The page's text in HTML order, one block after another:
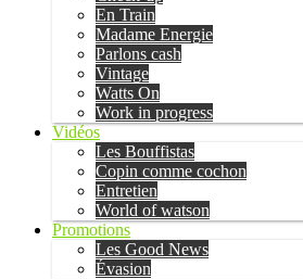
En Train
Madame Energie
Parlons cash
Vintage
Watts On
Work in progress
Vidéos
Les Bouffistas
Copin comme cochon
Entretien
World of watson
Promotions
Les Good News
Évasion